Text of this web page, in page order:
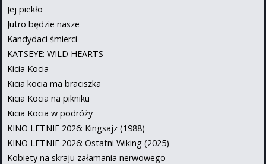
Jej piekło
Jutro będzie nasze
Kandydaci śmierci
KATSEYE: WILD HEARTS
Kicia Kocia
Kicia kocia ma braciszka
Kicia Kocia na pikniku
Kicia Kocia w podróży
KINO LETNIE 2026: Kingsajz (1988)
KINO LETNIE 2026: Ostatni Wiking (2025)
Kobiety na skraju załamania nerwowego